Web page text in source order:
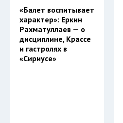
«Балет воспитывает
характер»: Еркин
Рахматуллаев — о
дисциплине, Крассе
и гастролях в
«Сириусе»